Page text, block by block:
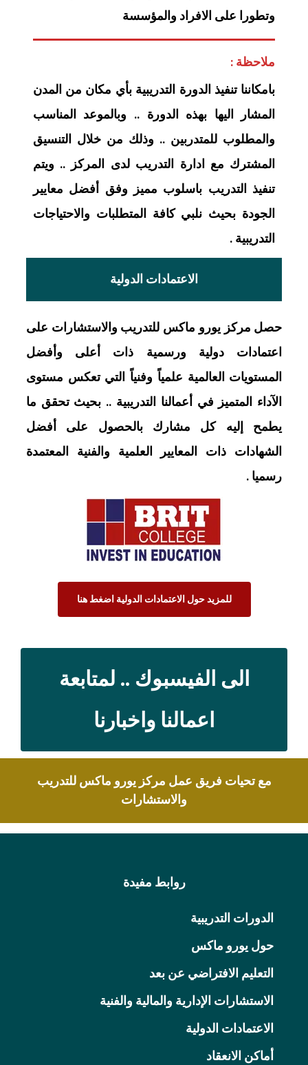
وتطورا على الافراد والمؤسسة
ملاحظة :
بامكاننا تنفيذ الدورة التدريبية بأي مكان من المدن
المشار اليها بهذه الدورة .. وبالموعد المناسب
والمطلوب للمتدربين .. وذلك من خلال التنسيق
المشترك مع ادارة التدريب لدى المركز .. ويتم
تنفيذ التدريب باسلوب مميز وفق أفضل معايير
الجودة بحيث نلبي كافة المتطلبات والاحتياجات
التدريبية .
الاعتمادات الدولية
حصل مركز يورو ماكس للتدريب والاستشارات على
اعتمادات دولية ورسمية ذات أعلى وأفضل
المستويات العالمية علمياً وفنياً التي تعكس مستوى
الآداء المتميز في أعمالنا التدريبية .. بحيث تحقق ما
يطمح إليه كل مشارك بالحصول على أفضل
الشهادات ذات المعايير العلمية والفنية المعتمدة
رسميا .
للمزيد حول الاعتمادات الدولية اضغط هنا
الى الفيسبوك .. لمتابعة
اعمالنا واخبارنا
مع تحيات فريق عمل مركز يورو ماكس للتدريب
والاستشارات
روابط مفيدة
الدورات التدريبية
حول يورو ماكس
التعليم الافتراضي عن بعد
الاستشارات الإدارية والمالية والفنية
الاعتمادات الدولية
أماكن الانعقاد